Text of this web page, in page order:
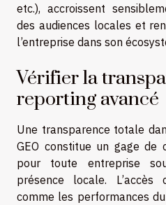
etc.), accroissent
des audiences locales et
l’entreprise dans son
Vérifier la
reporting avancé
Une transparence totale
GEO constitue un gage de
pour toute entreprise
présence locale. L’accès
comme les performances